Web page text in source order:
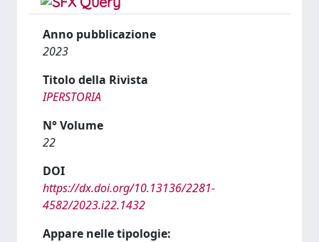
Anno pubblicazione
2023
Titolo della Rivista
IPERSTORIA
N° Volume
22
DOI
https://dx.doi.org/10.13136/2281-
4582/2023.i22.1432
Appare nelle tipologie: